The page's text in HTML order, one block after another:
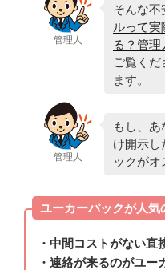
管理人
そんな不
ルって実
る？管理
ご覧くだ
ます。
管理人
もし、
け開示し
ックがオ
ユーカーパックが人気
・中間コストがない直
・連絡が来るのがユ